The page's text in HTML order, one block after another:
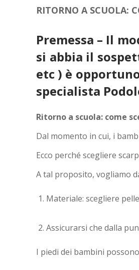
RITORNO A SCUOLA:
Premessa – Il
si abbia il
etc ) è
specialista
Ritorno a scuola: come
Dal momento in cui, i
Ecco perché scegliere
A tal proposito, vogliamo
Materiale: scegliere
Assicurarsi che dalla
I piedi dei bambini